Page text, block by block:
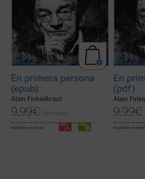
En primera persona
(epub)
Alain Finkielkraut
9,99€ IVA incluido
disponible en ebook:
En
(pdf)
Alain
9,99€
disponible en